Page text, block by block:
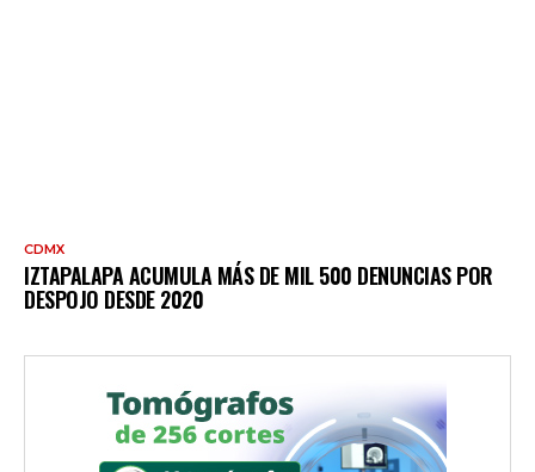
CDMX
IZTAPALAPA ACUMULA MÁS DE MIL 500 DENUNCIAS POR
DESPOJO DESDE 2020